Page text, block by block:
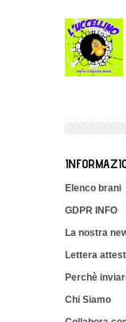
Elenco brani
GDPR INFO
La nostra
Lettera
Perchè
Chi Siamo